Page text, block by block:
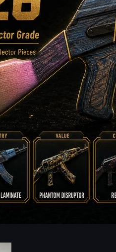
tarafından
Michael
ve 9z’nin Tarihi Underdog
Major 2026, FURIA eşleşmesi,